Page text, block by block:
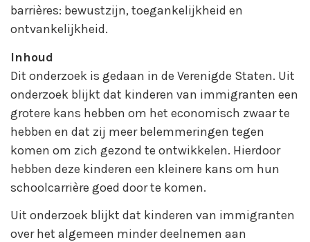
barrières: bewustzijn, toegankelijkheid en
ontvankelijkheid.
Inhoud
Dit onderzoek is gedaan in de Verenigde Staten. Uit
onderzoek blijkt dat kinderen van immigranten een
grotere kans hebben om het economisch zwaar te
hebben en dat zij meer belemmeringen tegen
komen om zich gezond te ontwikkelen. Hierdoor
hebben deze kinderen een kleinere kans om hun
schoolcarrière goed door te komen.
Uit onderzoek blijkt dat kinderen van immigranten
over het algemeen minder deelnemen aan